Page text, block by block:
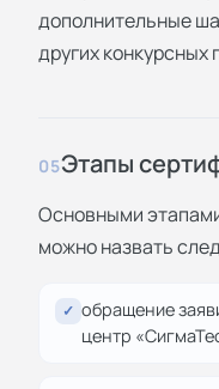
дополнительные
других конкурсных
05Этапы
Основными
можно назвать
✓ обращение
центр